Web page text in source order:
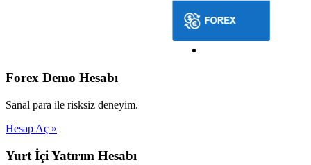
Forex Demo Hesabı
Sanal para ile risksiz deneyim.
Hesap Aç »
Yurt İçi Yatırım Hesabı